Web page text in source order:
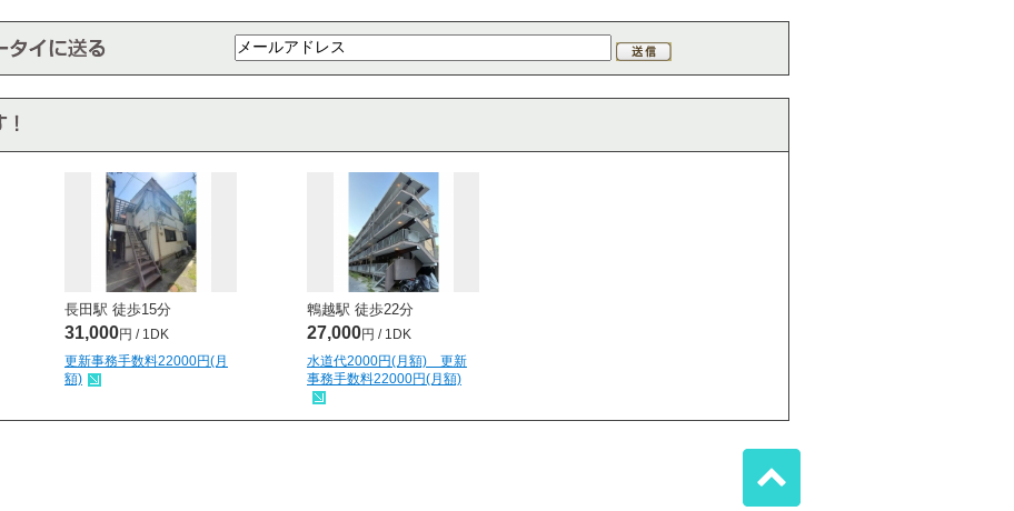
長田駅 徒歩15分
31,000円 / 1DK
更新事務手数料22000円(月
額)
鵯越駅 徒歩22分
27,000円 / 1DK
水道代2000円(月額) 更新
事務手数料22000円(月額)